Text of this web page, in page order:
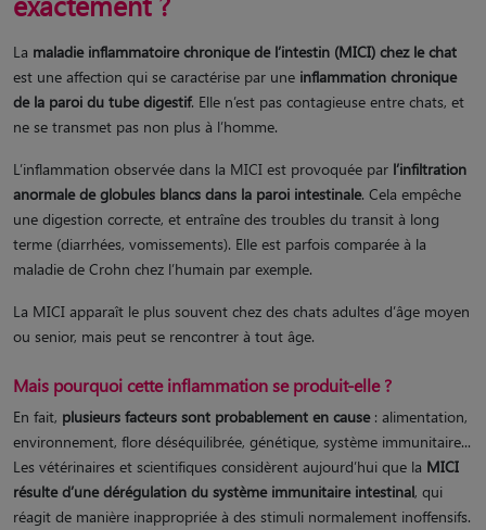
La maladie inflammatoire chronique de l’intestin (MICI) chez le chat
est une affection qui se caractérise par une inflammation chronique
de la paroi du tube digestif. Elle n’est pas contagieuse entre chats, et
ne se transmet pas non plus à l’homme.
L’inflammation observée dans la MICI est provoquée par l’infiltration
anormale de globules blancs dans la paroi intestinale. Cela empêche
une digestion correcte, et entraîne des troubles du transit à long
terme (diarrhées, vomissements). Elle est parfois comparée à la
maladie de Crohn chez l’humain par exemple.
La MICI apparaît le plus souvent chez des chats adultes d’âge moyen
ou senior, mais peut se rencontrer à tout âge.
Mais pourquoi cette inflammation se produit-elle ?
En fait, plusieurs facteurs sont probablement en cause: alimentation,
environnement, flore déséquilibrée, génétique, système immunitaire...
Les vétérinaires et scientifiques considèrent aujourd’hui que la MICI
résulte d’une dérégulation du système immunitaire intestinal, qui
réagit de manière inappropriée à des stimuli normalement inoffensifs.